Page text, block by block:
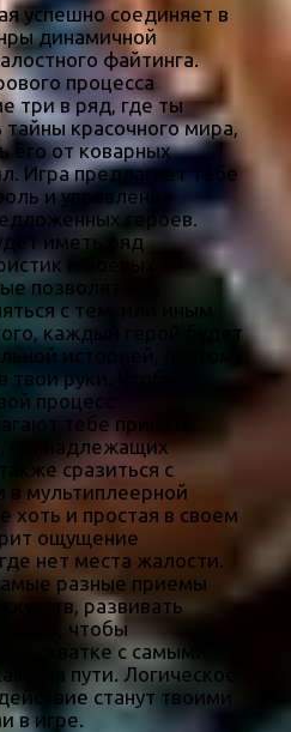
успешно соединяет в
динамичной
файтинга.
процесса
три в ряд, где ты
красочного мира,
его от коварных
Игра предлагает тебе
и управление
героев.
иметь ряд
и боевых
позволят ему
с тем, или иным
каждый герой будет
историей, поэтому
твои руки. Чтобы
процесс
тебе принять
принадлежащих
сразиться с
в мультиплеерной
хоть и простая в своем
ощущение
нет места жалости.
разные приемы
развивать
чтобы
схватке с самыми
на пути. Логическое
станут твоими
в игре.